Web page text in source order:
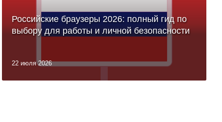
Российские браузеры 2026: полный гид по
выбору для работы и личной безопасности
22 июля 2026